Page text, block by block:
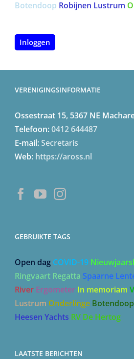
Botendoop Robijnen Lustrum
Inloggen
VERENIGINGSINFORMATIE
Ossestraat 15, 5367 NE
Telefoon:0412 644487
E-mail:Secretaris
Web: https://aross.nl
GEBRUIKTE TAGS
Open dag COVID-19
Ringvaart Regatta Spaarne
River Ergometer In memoriam
Lustrum Onderlinge Botendoop
Heesen Yachts RV De Hertog
LAATSTE BERICHTEN